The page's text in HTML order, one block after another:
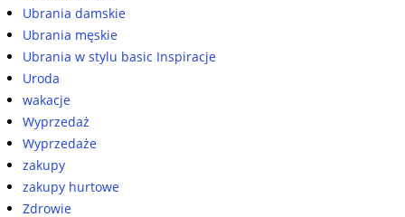
Ubrania damskie
Ubrania męskie
Ubrania w stylu basic Inspiracje
Uroda
wakacje
Wyprzedaż
Wyprzedaże
zakupy
zakupy hurtowe
Zdrowie